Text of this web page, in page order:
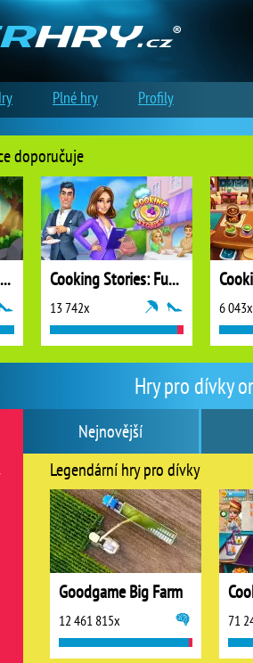
Hry pro dívky
Nejnovější
Legendární hry pro dívky
Goodgame Big Farm
12 461 815x 71
doporučuje
Northern Lights: The Secret of the Forest Cooking Stories: Fun Cafe Game
13 742x 6 043x
Plné hry Profily